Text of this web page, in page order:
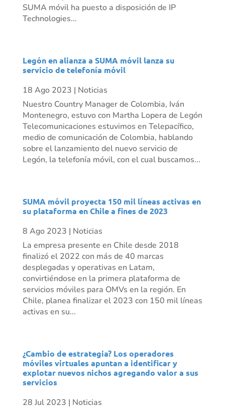
SUMA móvil ha puesto a disposición de IP
Technologies...
Legón en alianza a SUMA móvil lanza su
servicio de telefonía móvil
18 Ago 2023 | Noticias
Nuestro Country Manager de Colombia, Iván
Montenegro, estuvo con Martha Lopera de Legón
Telecomunicaciones estuvimos en Telepacífico,
medio de comunicación de Colombia, hablando
sobre el lanzamiento del nuevo servicio de
Legón, la telefonía móvil, con el cual buscamos...
SUMA móvil proyecta 150 mil líneas activas en
su plataforma en Chile a fines de 2023
8 Ago 2023 | Noticias
La empresa presente en Chile desde 2018
finalizó el 2022 con más de 40 marcas
desplegadas y operativas en Latam,
convirtiéndose en la primera plataforma de
servicios móviles para OMVs en la región. En
Chile, planea finalizar el 2023 con 150 mil líneas
activas en su...
¿Cambio de estrategia? Los operadores
móviles virtuales apuntan a identificar y
explotar nuevos nichos agregando valor a sus
servicios
28 Jul 2023 | Noticias